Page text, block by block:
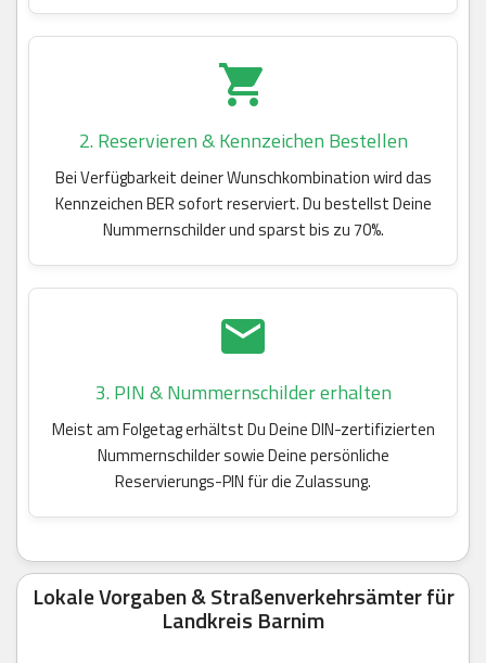
2. Reservieren & Kennzeichen Bestellen
Bei Verfügbarkeit deiner Wunschkombination wird das
Kennzeichen BER sofort reserviert. Du bestellst Deine
Nummernschilder und sparst bis zu 70%.
3. PIN & Nummernschilder erhalten
Meist am Folgetag erhältst Du Deine DIN-zertifizierten
Nummernschilder sowie Deine persönliche
Reservierungs-PIN für die Zulassung.
Lokale Vorgaben & Straßenverkehrsämter für
Landkreis Barnim